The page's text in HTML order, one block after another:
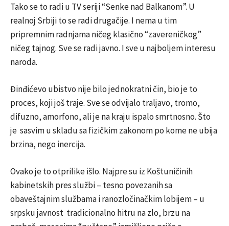
Tako se to radi u TV seriji “Senke nad Balkanom”. U
realnoj Srbiji to se radi drugačije. I nema u tim
pripremnim radnjama ničeg klasično “zavereničkog”
ničeg tajnog. Sve se radi javno. I sve u najboljem interesu
naroda.
Đinđićevo ubistvo nije bilo jednokratni čin, bio je to
proces, koji još traje. Sve se odvijalo traljavo, tromo,
difuzno, amorfono, ali je na kraju ispalo smrtnosno. Što
je sasvim u skladu sa fizičkim zakonom po kome ne ubija
brzina, nego inercija.
Ovako je to otprilike išlo. Najpre su iz Koštuničinih
kabinetskih pres službi – tesno povezanih sa
obaveštajnim službama i ranozločinačkim lobijem – u
srpsku javnost tradicionalno hitru na zlo, brzu na